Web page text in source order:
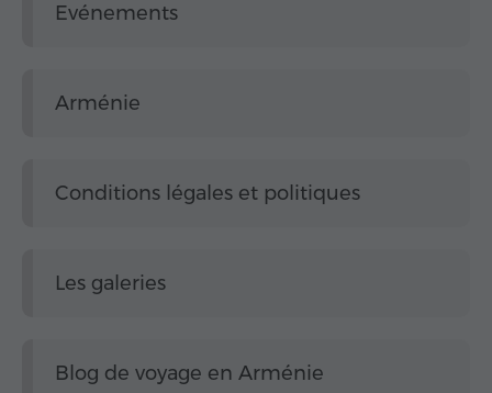
Evénements
Arménie
Conditions légales et politiques
Les galeries
Blog de voyage en Arménie